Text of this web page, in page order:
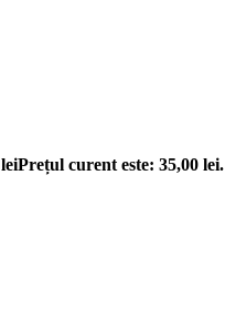
leiPrețul curent este: 35,00 lei.